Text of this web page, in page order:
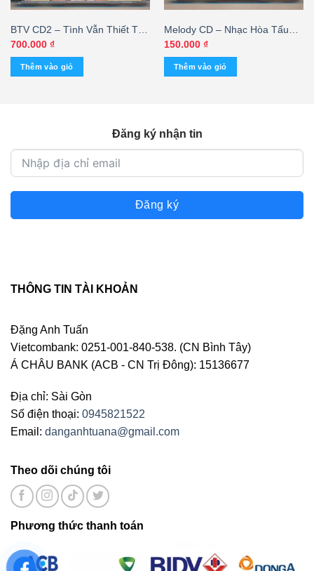
BTV CD2 – Tình Vẫn Thiết Tha
(3 Góc)
700.000 ₫
Thêm vào giỏ
Melody CD – Nhạc Hòa Tấu
Thánh Ca – Chân Tình – cái
150.000 ₫
Thêm vào giỏ
Đăng ký nhận tin
Đăng ký
THÔNG TIN TÀI KHOẢN
Đặng Anh Tuấn
Vietcombank: 0251-001-840-538. (CN Bình Tây)
Á CHÂU BANK (ACB - CN Trị Đông): 15136677
Địa chỉ: Sài Gòn
Số điện thoại: 0945821522
Email: danganhtuana@gmail.com
Theo dõi chúng tôi
Phương thức thanh toán